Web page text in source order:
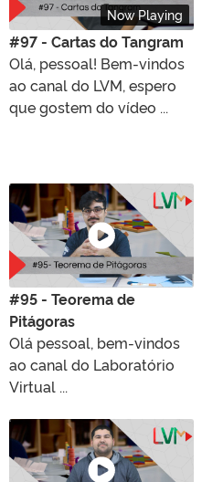
Now Playing
#97 - Cartas do Tangram
Olá, pessoal! Bem-vindos
ao canal do LVM, espero
que gostem do vídeo ...
#95 - Teorema de
Pitágoras
Olá pessoal, bem-vindos
ao canal do Laboratório
Virtual ...